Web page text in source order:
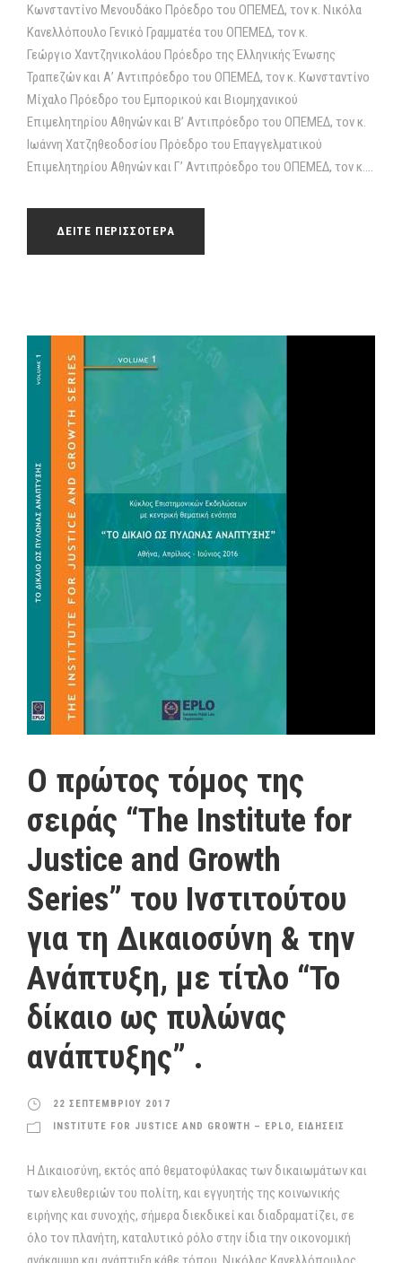
Κωνσταντίνο Μενουδάκο Πρόεδρο του ΟΠΕΜΕΔ, τον κ. Νικόλα
Κανελλόπουλο Γενικό Γραμματέα του ΟΠΕΜΕΔ, τον κ.
Γεώργιο Χαντζηνικολάου Πρόεδρο της Ελληνικής Ένωσης
Τραπεζών και Α’ Αντιπρόεδρο του ΟΠΕΜΕΔ, τον κ. Κωνσταντίνο
Μίχαλο Πρόεδρο του Εμπορικού και Βιομηχανικού
Επιμελητηρίου Αθηνών και Β’ Αντιπρόεδρο του ΟΠΕΜΕΔ, τον κ.
Ιωάννη Χατζηθεοδοσίου Πρόεδρο του Επαγγελματικού
Επιμελητηρίου Αθηνών και Γ’ Αντιπρόεδρο του ΟΠΕΜΕΔ, τον κ....
ΔΕΙΤΕ ΠΕΡΙΣΣΟΤΕΡΑ
Ο πρώτος τόμος της
σειράς “The Institute for
Justice and Growth
Series” του Ινστιτούτου
για τη Δικαιοσύνη & την
Ανάπτυξη, με τίτλο “Το
δίκαιο ως πυλώνας
ανάπτυξης” .
22 ΣΕΠΤΕΜΒΡΙΟΥ 2017
INSTITUTE FOR JUSTICE AND GROWTH – EPLO
ΕΙΔΗΣΕΙΣ
Η Δικαιοσύνη, εκτός από θεματοφύλακας των δικαιωμάτων και
των ελευθεριών του πολίτη, και εγγυητής της κοινωνικής
ειρήνης και συνοχής, σήμερα διεκδικεί και διαδραματίζει, σε
όλο τον πλανήτη, καταλυτικό ρόλο στην ίδια την οικονομική